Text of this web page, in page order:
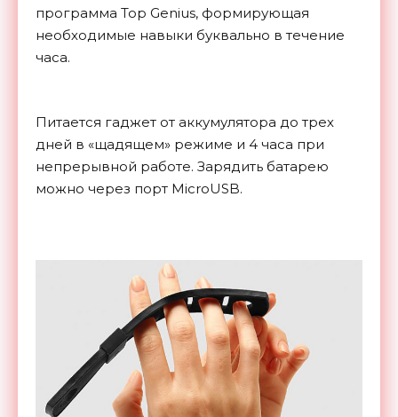
программа Top Genius, формирующая
необходимые навыки буквально в течение
часа.
Питается гаджет от аккумулятора до трех
дней в «щадящем» режиме и 4 часа при
непрерывной работе. Зарядить батарею
можно через порт MicroUSB.